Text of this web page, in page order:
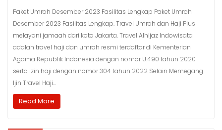
Paket Umroh Desember 2023 Fasilitas Lengkap Paket Umroh
Desember 2023 Fasilitas Lengkap. Travel Umroh dan Haji Plus
melayani jamaah dari kota Jakarta. Travel Alhijaz Indowisata
adalah travel haji dan umroh resmi terdaftar di Kementerian
Agama Republik Indonesia dengan nomor U.490 tahun 2020
serta izin haji dengan nomor 304 tahun 2022 Selain Memegang
Ijin Travel Haji…
Read More